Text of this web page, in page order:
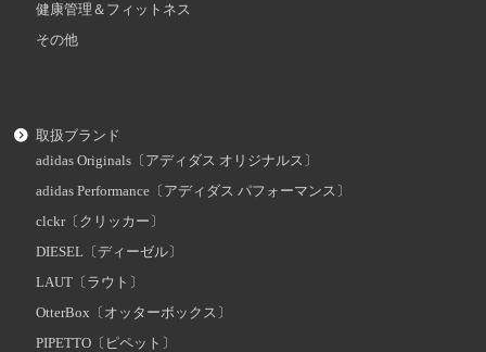
健康管理＆フィットネス
その他
取扱ブランド
adidas Originals〔アディダス オリジナルス〕
adidas Performance〔アディダス パフォーマンス〕
clckr〔クリッカー〕
DIESEL〔ディーゼル〕
LAUT〔ラウト〕
OtterBox〔オッターボックス〕
PIPETTO〔ピペット〕